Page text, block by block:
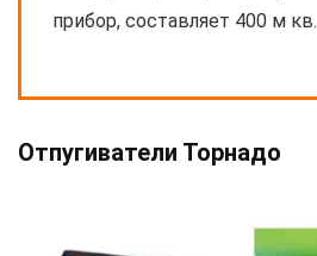
прибор, составляет 400 м кв.
Отпугиватели Торнадо